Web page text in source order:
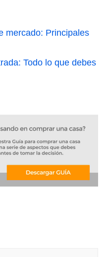
mercado: Principales
Todo lo que debes